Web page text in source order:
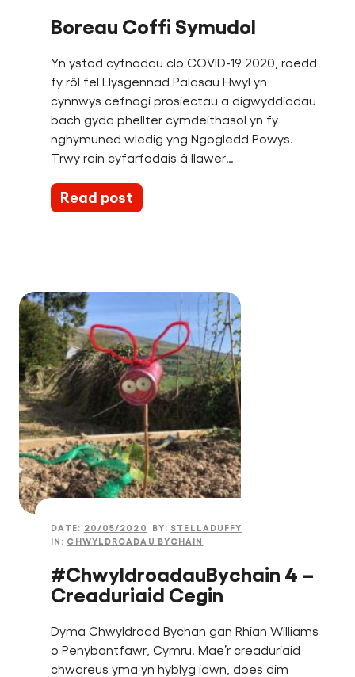
Boreau Coffi Symudol
Yn ystod cyfnodau clo COVID-19 2020, roedd
fy rôl fel Llysgennad Palasau Hwyl yn
cynnwys cefnogi prosiectau a digwyddiadau
bach gyda phellter cymdeithasol yn fy
nghymuned wledig yng Ngogledd Powys.
Trwy rain cyfarfodais â llawer…
Read post
DATE: 20/05/2020 BY: STELLADUFFY
IN: CHWYLDROADAU BYCHAIN
#ChwyldroadauBychain 4 –
Creaduriaid Cegin
Dyma Chwyldroad Bychan gan Rhian Williams
o Penybontfawr, Cymru. Mae’r creaduriaid
chwareus yma yn hyblyg iawn, does dim